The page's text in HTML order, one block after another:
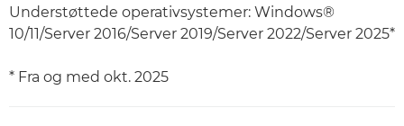
Understøttede operativsystemer: Windows®
10/11/Server 2016/Server 2019/Server 2022/Server 2025*
* Fra og med okt. 2025